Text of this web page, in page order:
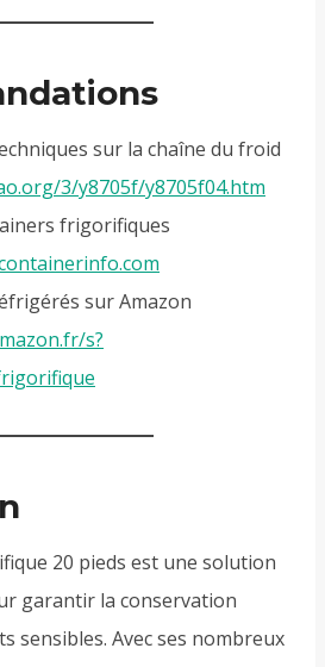
sur la chaîne du froid
3/y8705f/y8705f04.htm
frigorifiques
sur Amazon
s?
20 pieds est une solution
garantir la conservation
sensibles. Avec ses nombreux